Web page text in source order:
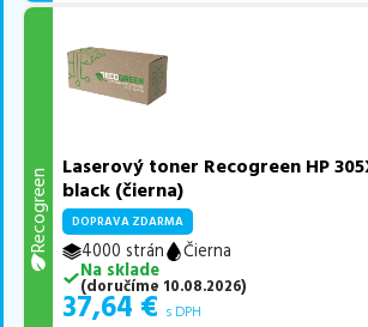
Recogreen
Laserový toner Recogreen HP
black (čierna)
DOPRAVA ZDARMA
4000 strán
Čierna
Na sklade
(doručíme 10.08.2026)
37,64 € s DPH